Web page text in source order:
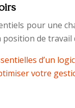
pour une
de
d’un
votre